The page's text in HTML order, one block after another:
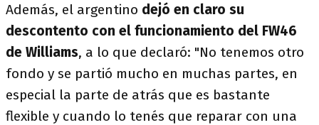
Además, el argentino dejó en claro su
descontento con el funcionamiento del FW46
de Williams, a lo que declaró: "No tenemos otro
fondo y se partió mucho en muchas partes, en
especial la parte de atrás que es bastante
flexible y cuando lo tenés que reparar con una